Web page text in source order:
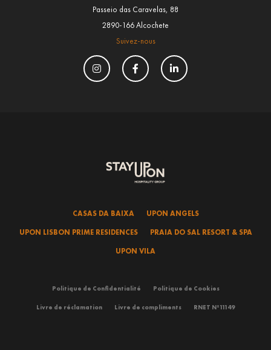
Passeio das Caravelas, 88
2890-166 Alcochete
Suivez-nous
CASAS DA BAIXA
UPON ANGELS
UPON LISBON PRIME RESIDENCES
PRAIA DO SAL RESORT & SPA
UPON VILA
Politique de Confidentialité Politique de Cookies
Livre de réclamation Livre de compliments RNET Nº11149